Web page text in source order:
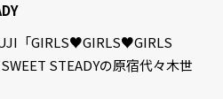
「GIRLS♥GIRLS♥GIRLS
STEADYの原宿代々木世